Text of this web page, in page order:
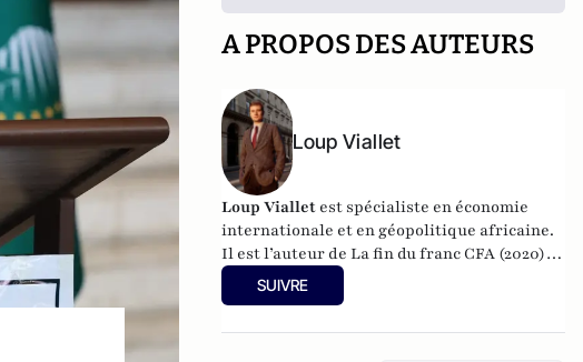
A PROPOS DES AUTEURS
Loup Viallet
Loup Viallet est spécialiste en économie
internationale et en géopolitique africaine.
Il est l’auteur deLa fin du franc CFA (2020) et
Après la paix
(2021).
SUIVRE